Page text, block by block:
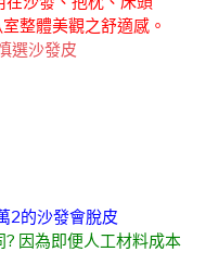
整體美觀之舒適感。
選沙發皮
2的沙發會脫皮
因為即便人工材料成本